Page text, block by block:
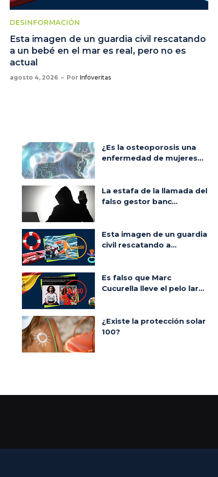
DESINFORMACIÓN
Esta imagen de un guardia civil rescatando
a un bebé en el mar es real, pero no es
actual
agosto 4, 2026 Por Infoveritas
¿Es la osteoporosis una
enfermedad de mujeres...
La estafa de la llamada del
falso gestor banc...
Esta imagen de un guardia
civil rescatando a...
Es falso que Marc
Cucurella lleve el pelo lar...
¿Existe la protección solar
100?